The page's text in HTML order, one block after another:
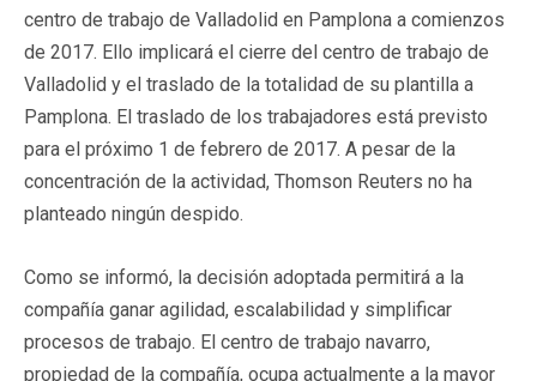
centro de trabajo de Valladolid en Pamplona a comienzos
de 2017. Ello implicará el cierre del centro de trabajo de
Valladolid y el traslado de la totalidad de su plantilla a
Pamplona. El traslado de los trabajadores está previsto
para el próximo 1 de febrero de 2017. A pesar de la
concentración de la actividad, Thomson Reuters no ha
planteado ningún despido.
Como se informó, la decisión adoptada permitirá a la
compañía ganar agilidad, escalabilidad y simplificar
procesos de trabajo. El centro de trabajo navarro,
propiedad de la compañía, ocupa actualmente a la mayor